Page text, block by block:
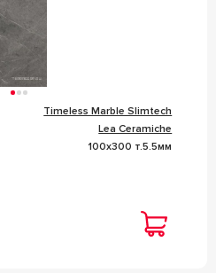
Timeless Marble Slimtech
Lea Ceramiche
100x300 т.5.5мм